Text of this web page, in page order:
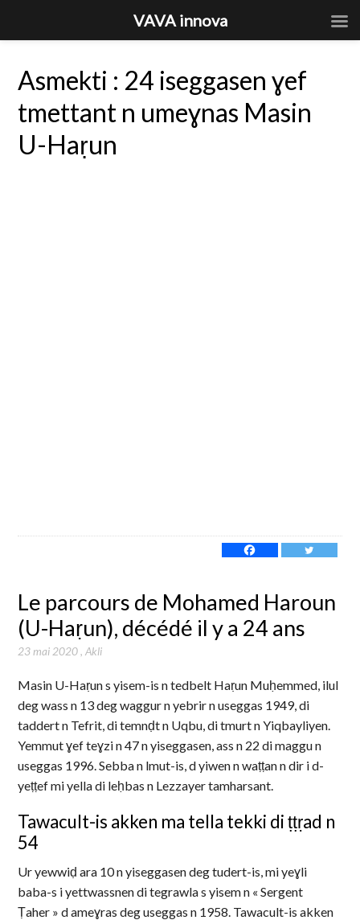
Asmekti : 24 iseggasen ɣef
tmettant n umeɣnas Masin
U-Haṛun
Le parcours de Mohamed Haroun
(U-Haṛun), décédé il y a 24 ans
23 mai 2020,Akli
Masin U-Haṛun s yisem-is n tedbelt Haṛun Muḥemmed, ilul
deg wass n 13 deg waggur n yebrir n useggas 1949, di
taddert n Tefrit, di temnḍt n Uqbu, di tmurt n Yiqbayliyen.
Yemmut ɣef teɣzi n 47 n yiseggasen, ass n 22 di maggu n
useggas 1996. Sebba n lmut-is, d yiwen n waṭṭan n dir i d-
yeṭṭef mi yella di leḥbas n Lezzayer tamharsant.
Tawacult-is akken ma tella tekki di ṭṭṛad n
54
Ur yewwiḍ ara 10 n yiseggasen deg tudert-is, mi yeɣli
baba-s i yettwassnen di tegrawla s yisem n « Sergent
Ṭaher » d ameɣras deg useggas n 1958. Tawacult-is akken
VAVA innova